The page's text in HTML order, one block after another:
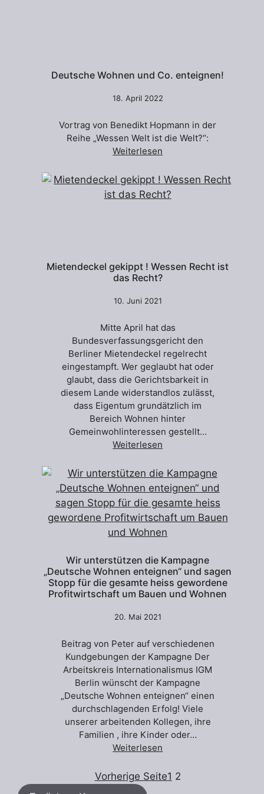
Deutsche Wohnen und Co. enteignen!
18. April 2022
Vortrag von Benedikt Hopmann in der
Reihe „Wessen Welt ist die Welt?“:
Weiterlesen
Mietendeckel gekippt ! Wessen Recht ist
das Recht?
10. Juni 2021
Mitte April hat das
Bundesverfassungsgericht den
Berliner Mietendeckel regelrecht
eingestampft. Wer geglaubt hat oder
glaubt, dass die Gerichtsbarkeit in
diesem Lande widerstandlos zulässt,
dass Eigentum grundätzlich im
Bereich Wohnen hinter
Gemeinwohlinteressen gestellt…
Weiterlesen
Wir unterstützen die Kampagne
„Deutsche Wohnen enteignen“ und sagen
Stopp für die gesamte heiss gewordene
Profitwirtschaft um Bauen und Wohnen
20. Mai 2021
Beitrag von Peter auf verschiedenen
Kundgebungen der Kampagne Der
Arbeitskreis Internationalismus IGM
Berlin wünscht der Kampagne
„Deutsche Wohnen enteignen“ einen
durchschlagenden Erfolg! Viele
unserer arbeitenden Kollegen, ihre
Familien , ihre Kinder oder…
Weiterlesen
Vorherige Seite1 2